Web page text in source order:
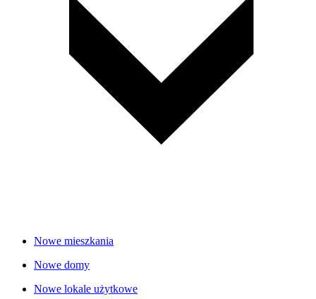
Nowe mieszkania
Nowe domy
Nowe lokale użytkowe